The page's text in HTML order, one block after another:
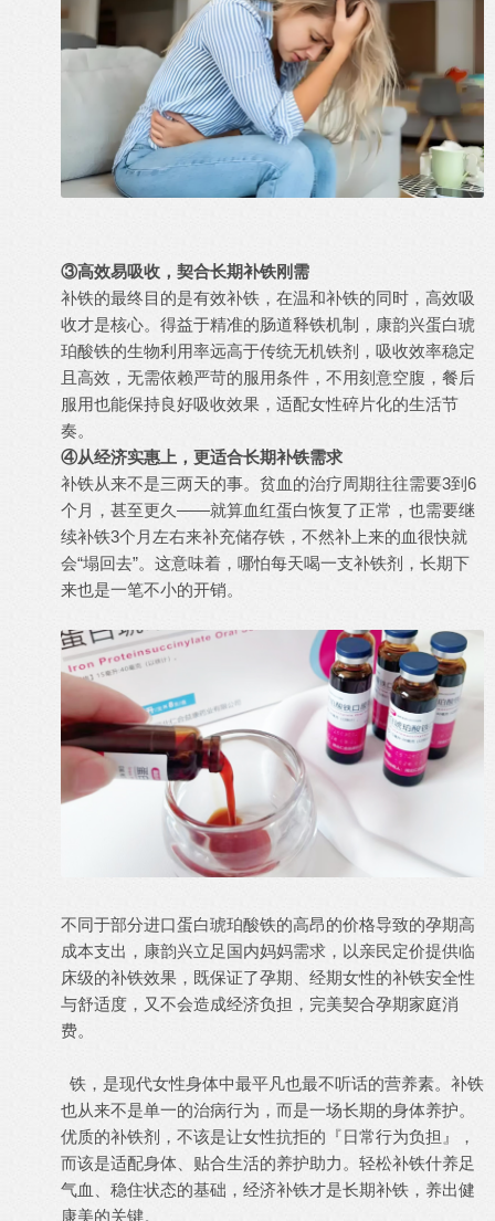
③高效易吸收，契合长期补铁刚需
补铁的最终目的是有效补铁，在温和补铁的同时，高效吸
收才是核心。得益于精准的肠道释铁机制，康韵兴蛋白琥
珀酸铁的生物利用率远高于传统无机铁剂，吸收效率稳定
且高效，无需依赖严苛的服用条件，不用刻意空腹，餐后
服用也能保持良好吸收效果，适配女性碎片化的生活节
奏。
④从经济实惠上，更适合长期补铁需求
补铁从来不是三两天的事。贫血的治疗周期往往需要3到6
个月，甚至更久——就算血红蛋白恢复了正常，也需要继
续补铁3个月左右来补充储存铁，不然补上来的血很快就
会“塌回去”。这意味着，哪怕每天喝一支补铁剂，长期下
来也是一笔不小的开销。
不同于部分进口蛋白琥珀酸铁的高昂的价格导致的孕期高
成本支出，康韵兴立足国内妈妈需求，以亲民定价提供临
床级的补铁效果，既保证了孕期、经期女性的补铁安全性
与舒适度，又不会造成经济负担，完美契合孕期家庭消
费。
铁，是现代女性身体中最平凡也最不听话的营养素。补铁
也从来不是单一的治病行为，而是一场长期的身体养护。
优质的补铁剂，不该是让女性抗拒的『日常行为负担』，
而该是适配身体、贴合生活的养护助力。轻松补铁什养足
气血、稳住状态的基础，经济补铁才是长期补铁，养出健
康美的关键。